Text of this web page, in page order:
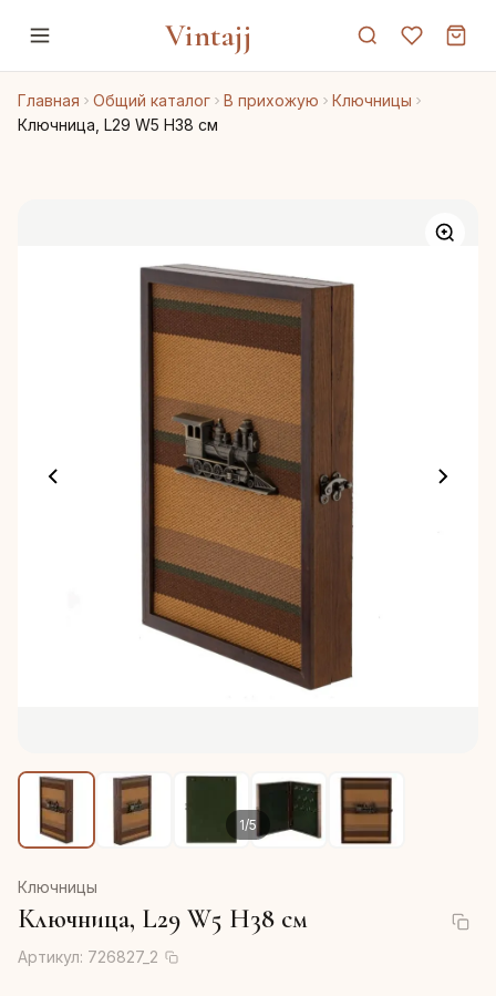
Vintajj
Главная Общий каталог В прихожую
Ключницы
Ключница, L29 W5 H38 см
1/5
Ключницы
Ключница, L29 W5 H38 см
Артикул: 726827_2